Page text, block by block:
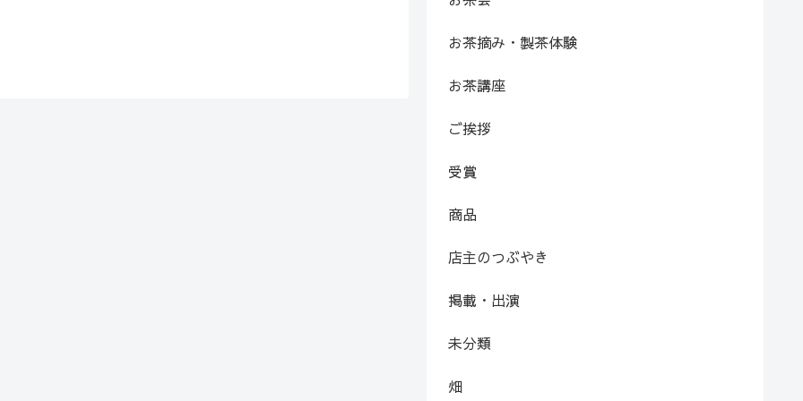
お茶摘み・製茶体験
お茶講座
ご挨拶
受賞
商品
店主のつぶやき
掲載・出演
未分類
畑